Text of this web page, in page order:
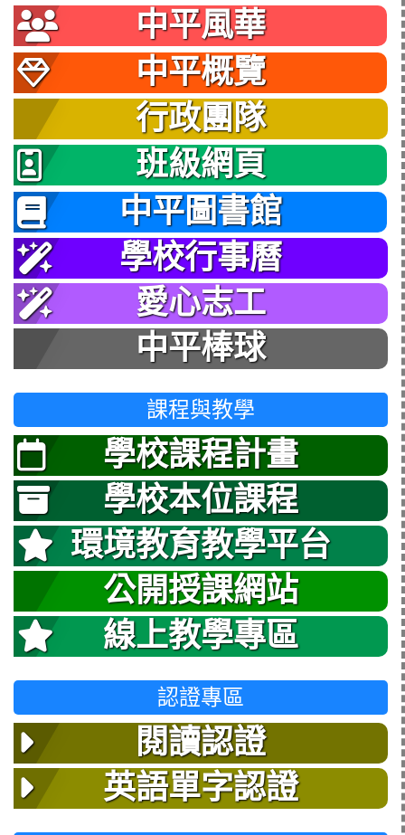
中平風華
中平概覽
行政團隊
班級網頁
中平圖書館
學校行事曆
愛心志工
中平棒球
課程與教學
學校課程計畫
學校本位課程
環境教育教學平台
公開授課網站
線上教學專區
認證專區
閱讀認證
英語單字認證